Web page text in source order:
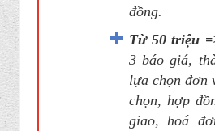
đồng.
Từ 50 triệu
3 báo giá,
lựa chọn đơn
chọn, hợp
giao, hoá